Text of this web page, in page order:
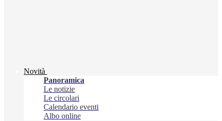
Novità
Panoramica
Le notizie
Le circolari
Calendario eventi
Albo online